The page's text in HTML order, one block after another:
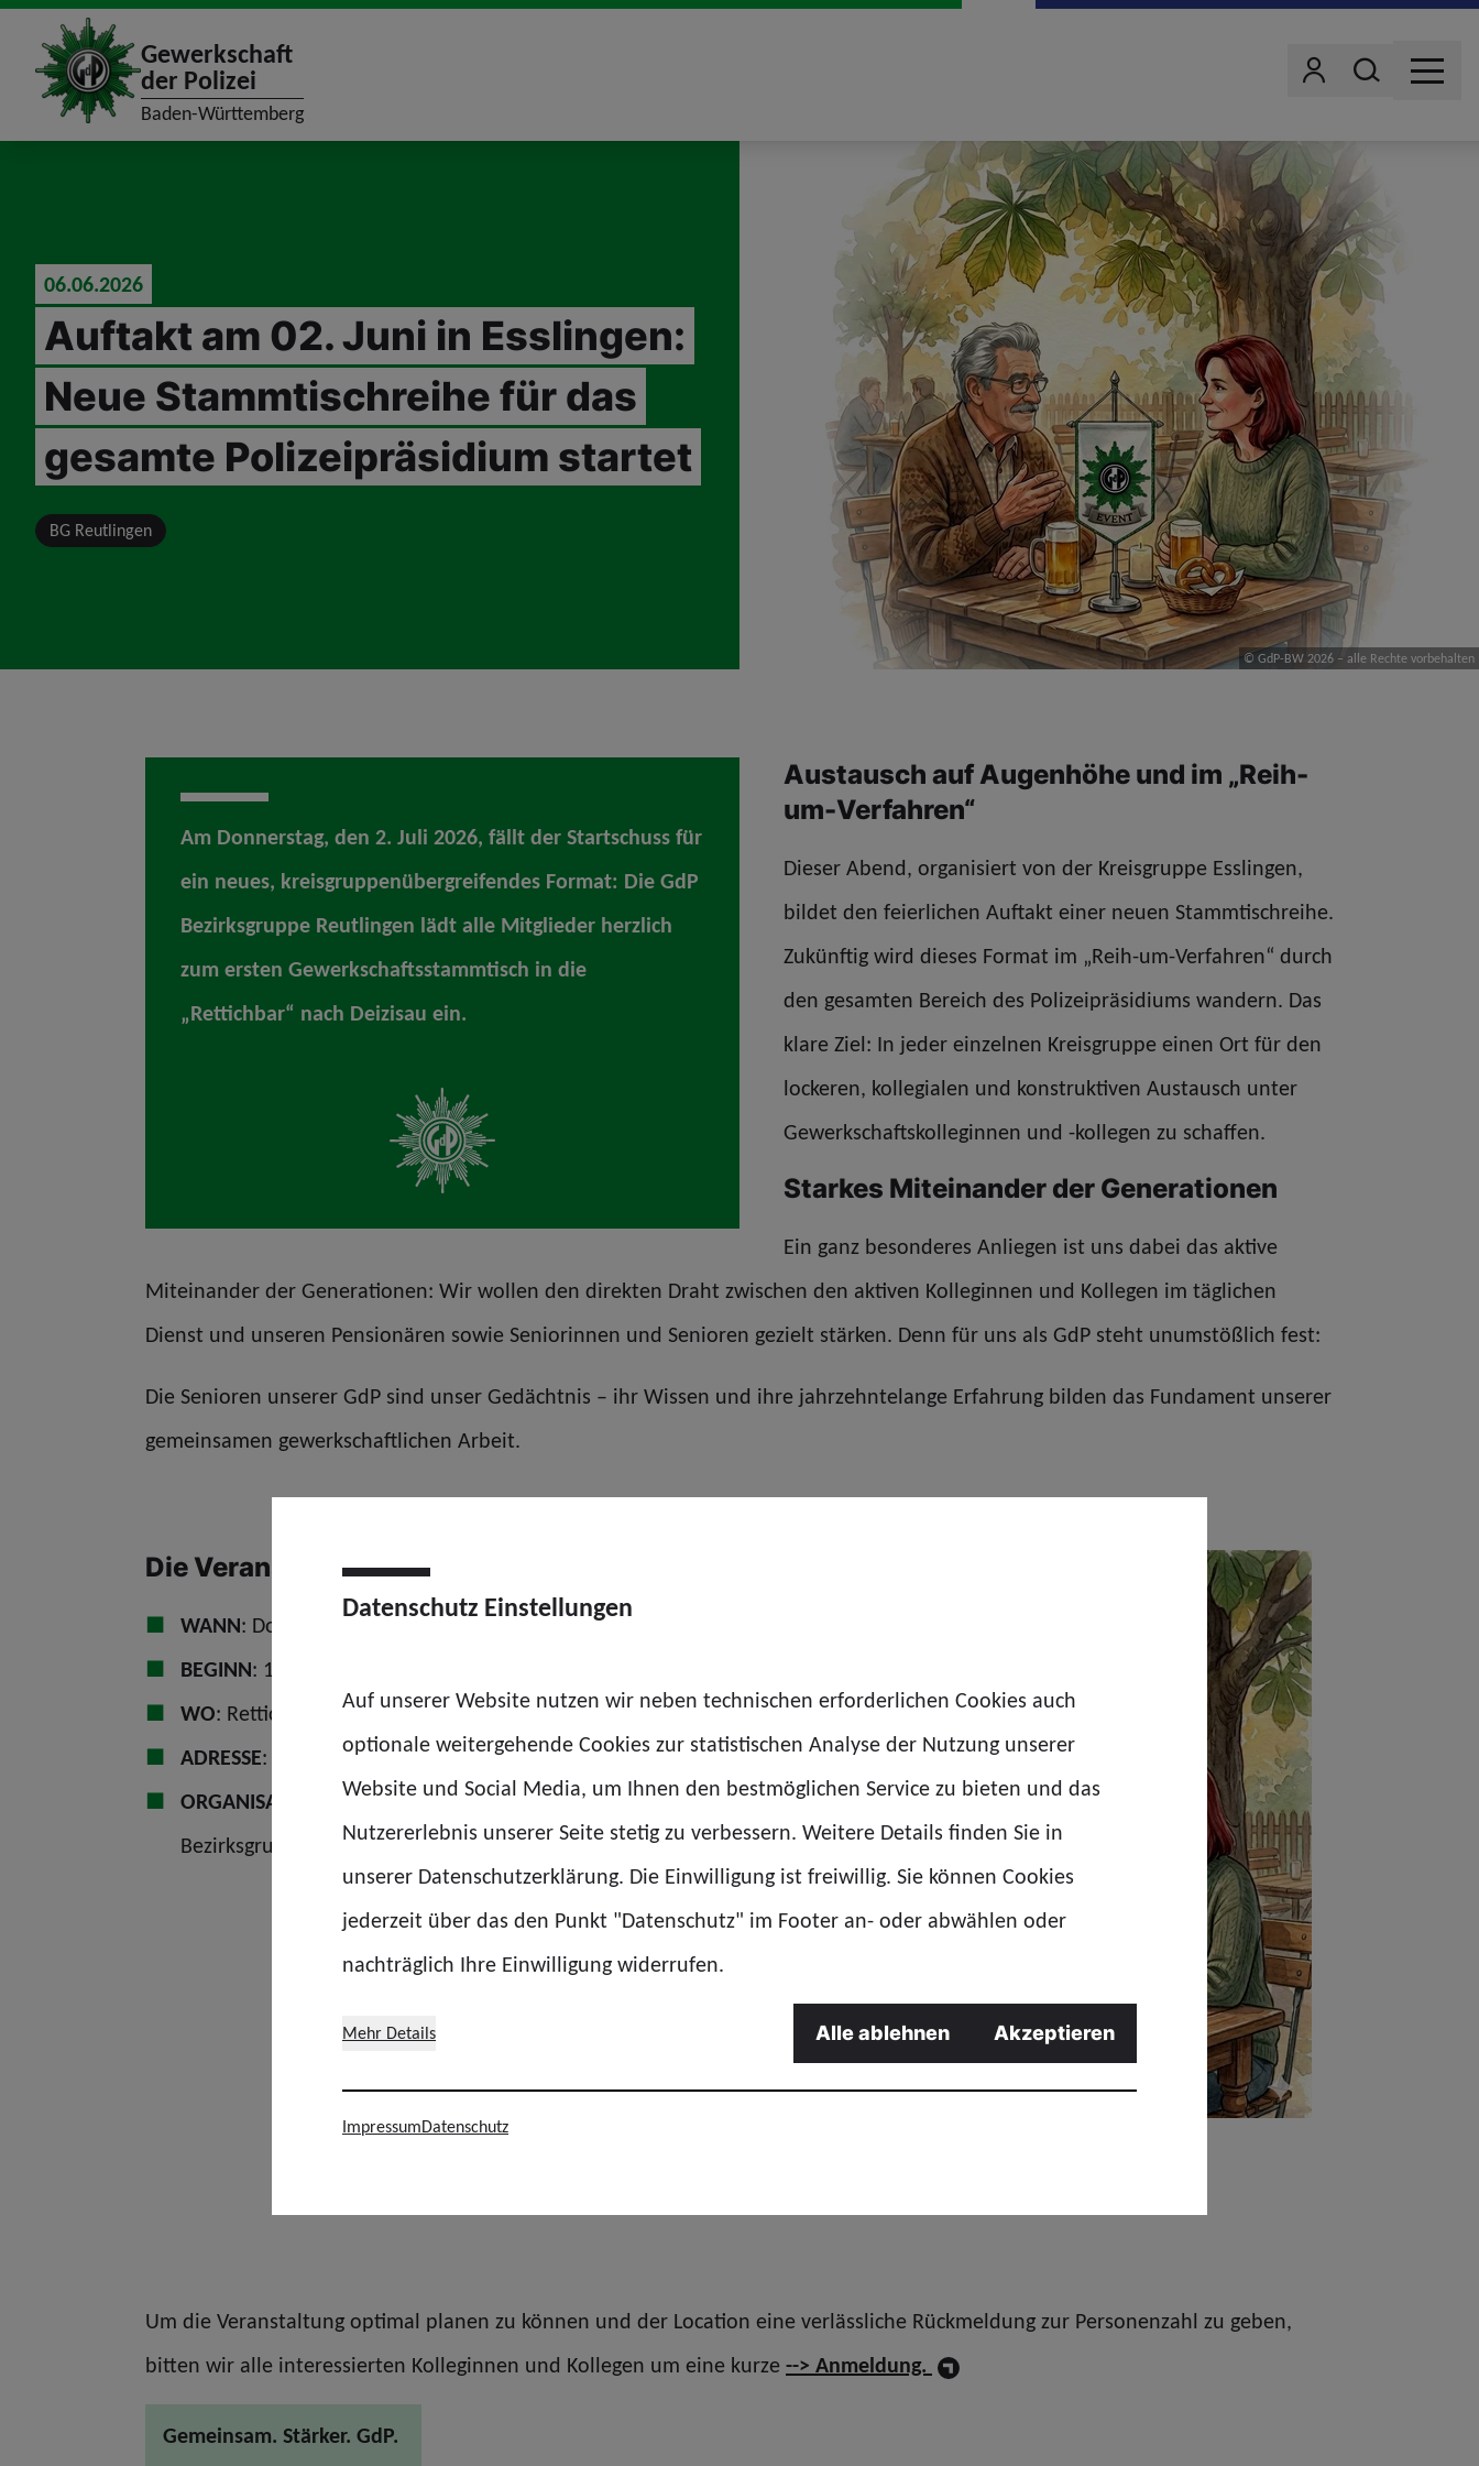
site_logo
Gewerkschaft
der Polizei
Baden-Württemberg
Benutzer
Wonach suchst
MENU
© GdP-BW 2026 – alle Rechte vorbehalten
06.06.2026
Auftakt am 02. Juni in Esslingen:
Neue Stammtischreihe für das
gesamte Polizeipräsidium startet
BG Reutlingen
Am Donnerstag, den 2. Juli 2026, fällt der Startschuss für
ein neues, kreisgruppenübergreifendes Format: Die GdP
Bezirksgruppe Reutlingen lädt alle Mitglieder herzlich
zum ersten Gewerkschaftsstammtisch in die
„Rettichbar“ nach Deizisau ein.
Austausch auf Augenhöhe und im „Reih-
um-Verfahren“
Dieser Abend, organisiert von der Kreisgruppe Esslingen,
bildet den feierlichen Auftakt einer neuen Stammtischreihe.
Zukünftig wird dieses Format im „Reih-um-Verfahren“ durch
den gesamten Bereich des Polizeipräsidiums wandern. Das
klare Ziel: In jeder einzelnen Kreisgruppe einen Ort für den
lockeren, kollegialen und konstruktiven Austausch unter
Gewerkschaftskolleginnen und -kollegen zu schaffen.
Starkes Miteinander der Generationen
Ein ganz besonderes Anliegen ist uns dabei das aktive
Miteinander der Generationen: Wir wollen den direkten Draht zwischen den aktiven Kolleginnen und Kollegen im täglichen
Dienst und unseren Pensionären sowie Seniorinnen und Senioren gezielt stärken. Denn für uns als GdP steht unumstößlich fest:
Die Senioren unserer GdP sind unser Gedächtnis – ihr Wissen und ihre jahrzehntelange Erfahrung bilden das Fundament unserer
gemeinsamen gewerkschaftlichen Arbeit.
Die Veranstaltungsdetails im Überblick:
WANN: Donnerstag, 02.07.2026
BEGINN: 16:30 Uhr
WO: Rettichbar Deizisau
ADRESSE: Riederwiesen 1, 73779 Deizisau
ORGANISATION
: Daniela Koch (Stv.
Bezirksgruppenvorsitzende, KG Esslingen)
Um die Veranstaltung optimal planen zu können und der Location eine verlässliche Rückmeldung zur Personenzahl zu geben,
bitten wir alle interessierten Kolleginnen und Kollegen um eine kurze --> Anmeldung.
Gemeinsam. Stärker. GdP.
Datenschutz Einstellungen
Auf unserer Website nutzen wir neben technischen erforderlichen Cookies auch
optionale weitergehende Cookies zur statistischen Analyse der Nutzung unserer
Website und Social Media, um Ihnen den bestmöglichen Service zu bieten und das
Nutzererlebnis unserer Seite stetig zu verbessern. Weitere Details finden Sie in
unserer Datenschutzerklärung. Die Einwilligung ist freiwillig. Sie können Cookies
jederzeit über das den Punkt "Datenschutz" im Footer an- oder abwählen oder
nachträglich Ihre Einwilligung widerrufen.
Mehr Details Alle ablehnen Akzeptieren
ImpressumDatenschutz